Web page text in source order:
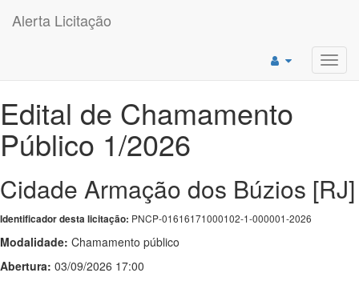
Alerta Licitação
Edital de Chamamento
Público 1/2026
Cidade Armação dos Búzios [RJ]
Identificador desta licitação: PNCP-01616171000102-1-000001-2026
Modalidade: Chamamento público
Abertura: 03/09/2026 17:00